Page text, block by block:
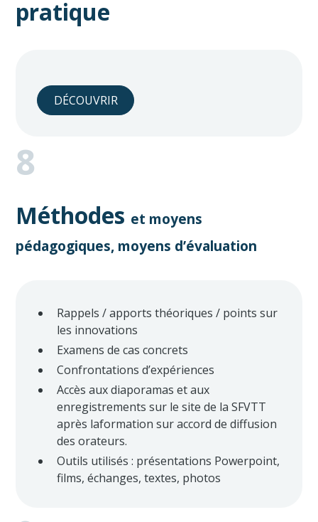
pratique
DÉCOUVRIR
8
Méthodes et moyens
pédagogiques, moyens d’évaluation
Rappels / apports théoriques / points sur
les innovations
Examens de cas concrets
Confrontations d’expériences
Accès aux diaporamas et aux
enregistrements sur le site de la SFVTT
après laformation sur accord de diffusion
des orateurs.
Outils utilisés : présentations Powerpoint,
films, échanges, textes, photos